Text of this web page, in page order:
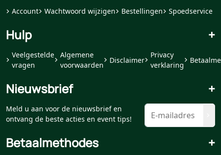
Account Wachtwoord wijzigen Bestellingen Spoedservice
Hulp +
Veelgestelde
vragen
Algemene
voorwaarden
Disclaimer
Privacy
verklaring
Nieuwsbrief +
Meld u aan voor de nieuwsbrief en
ontvang de beste acties en event tips!
Betaalmethodes +